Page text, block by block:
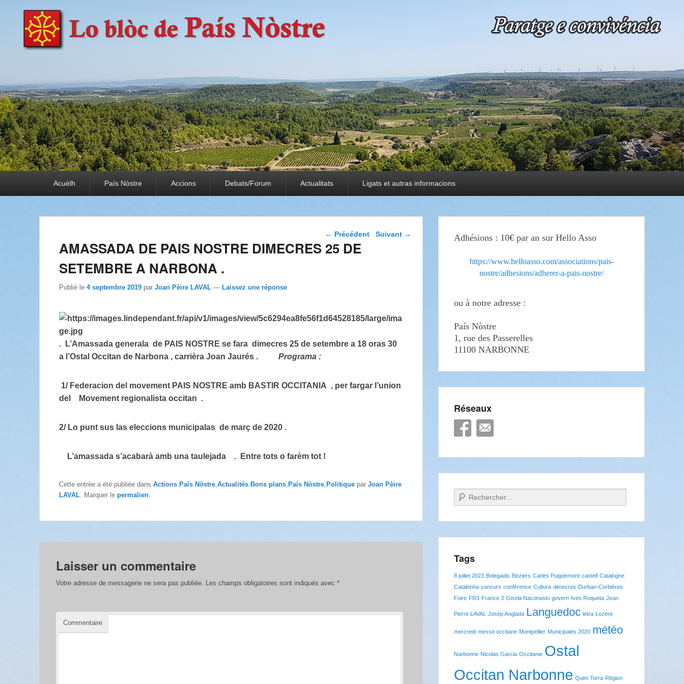
País Nòstre
Paratge e Convivència
Acuèlh País Nòstre Accions Debats/Forum Actualitats Ligats et autras informacions
Navigation dans les
← Précédent Suivant →
AMASSADA DE PAIS NOSTRE DIMECRES 25 DE
SETEMBRE A NARBONA .
Publié le 4 septembre 2019 par Joan Pèire LAVAL — Laissez une réponse
. L’Amassada generala de PAIS NOSTRE se fara dimecres 25 de setembre a 18 oras 30
a l’Ostal Occitan de Narbona , carrièra Joan Jaurés . Programa :
1/ Federacion del movement PAIS NOSTRE amb BASTIR OCCITANIA , per fargar l’union
del Movement regionalista occitan .
2/ Lo punt sus las eleccions municipalas de març de 2020 .
L’amassada s’acabarà amb una taulejada . Entre tots o farèm tot !
Cette entrée a été publiée dans Actions País Nòstre Actualités Bons plans País Nòstre Politique par Joan Pèire
LAVAL . Marquer le permalien
Laisser un commentaire
Votre adresse de messagerie ne sera pas publiée. Les champs obligatoires sont indiqués avec *
Commentaire
Adhésions : 10€ par an sur Hello Asso
https://www.helloasso.com/associations/pais-
nostre/adhesions/adherer-a-pais-nostre/
ou à notre adresse :
País Nòstre
1, rue des Passerelles
11100 NARBONNE
Réseaux
Recherche
Tags
8 juillet 2023 Bolegadis Béziers Carles Puigdemont castell Catalogne
Catalonha concurs conférence Cultura dimecres Durban-Corbières
Foire FR3 France 3 Gisela Naconaski govern Ives Roqueta Jean
Pierre LAVAL Josèp Anglada Languedoc letra Lozère
mercredi messe occitane Montpellier Municipales 2020 météo
Narbonne Nicolas Garcia Occitanie Ostal
Occitan Narbonne Quim Torra Région